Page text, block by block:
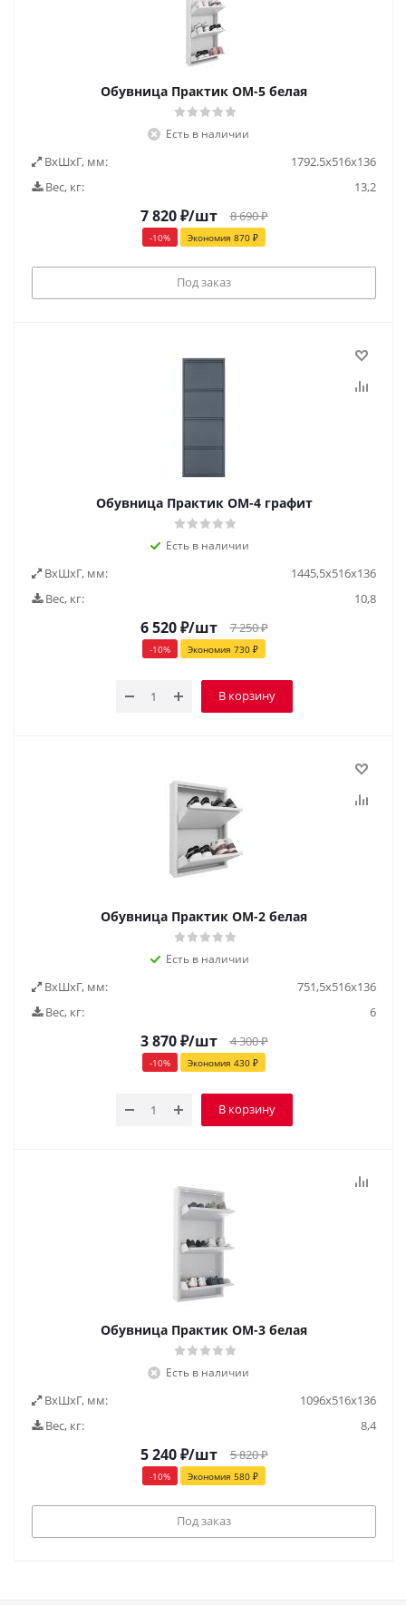
Обувница Практик ОМ-5 белая
Есть в наличии
ВxШxГ, мм:
1792.5x516x136
Вес, кг:
13,2
7 820₽/шт 8 690₽
-10% Экономия 870 ₽
Под заказ
Обувница Практик ОМ-4 графит
Есть в наличии
ВxШxГ, мм:
1445,5x516x136
Вес, кг:
10,8
6 520₽/шт 7 250₽
-10% Экономия 730 ₽
В корзину
Обувница Практик ОМ-2 белая
Есть в наличии
ВxШxГ, мм:
751,5x516x136
Вес, кг:
6
3 870₽/шт 4 300₽
-10% Экономия 430 ₽
В корзину
Обувница Практик ОМ-3 белая
Есть в наличии
ВxШxГ, мм:
1096x516x136
Вес, кг:
8,4
5 240₽/шт 5 820₽
-10% Экономия 580 ₽
Под заказ